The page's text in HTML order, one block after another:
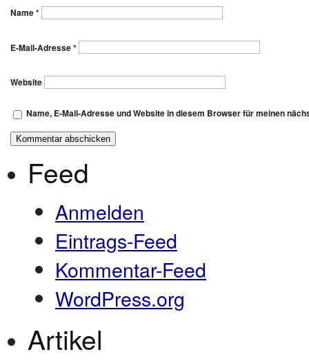
Name*
E-Mail-Adresse*
Website
Name, E-Mail-Adresse und Website in diesem Browser für meinen
Feed
Anmelden
Eintrags-Feed
Kommentar-Feed
WordPress.org
Artikel